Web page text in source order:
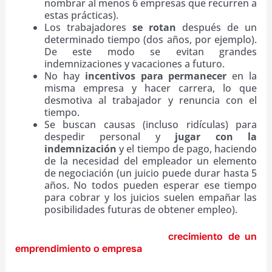
nombrar al menos 6 empresas que recurren a
estas prácticas).
Los trabajadores se rotan después de un
determinado tiempo (dos años, por ejemplo).
De este modo se evitan grandes
indemnizaciones y vacaciones a futuro.
No hay incentivos para permanecer en la
misma empresa y hacer carrera, lo que
desmotiva al trabajador y renuncia con el
tiempo.
Se buscan causas (incluso ridículas) para
despedir personal y jugar con la
indemnización y el tiempo de pago, haciendo
de la necesidad del empleador un elemento
de negociación (un juicio puede durar hasta 5
años. No todos pueden esperar ese tiempo
para cobrar y los juicios suelen empañar las
posibilidades futuras de obtener empleo).
crecimiento de un
emprendimiento o empresa